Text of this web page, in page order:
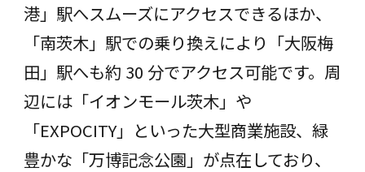
港」駅へスムーズにアクセスできるほか、
「南茨木」駅での乗り換えにより「⼤阪梅
⽥」駅へも約 30 分でアクセス可能です。周
辺には「イオンモール茨木」や
「EXPOCITY」といった⼤型商業施設、緑
豊かな「万博記念公園」が点在しており、